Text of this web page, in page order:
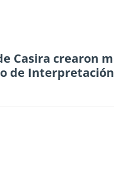
Casira crearon
de Interpretación